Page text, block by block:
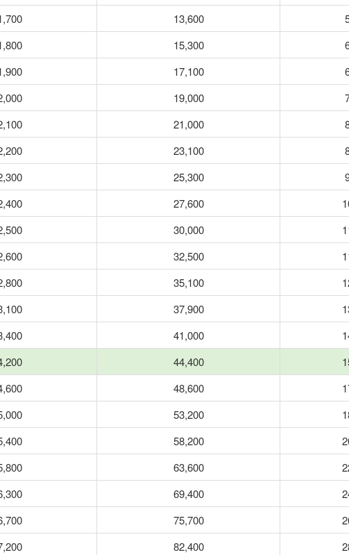
13,600
15,300
17,100
19,000
21,000
23,100
25,300
27,600
30,000
32,500
35,100
37,900
41,000
44,400
48,600
53,200
58,200
63,600
69,400
75,700
82,400